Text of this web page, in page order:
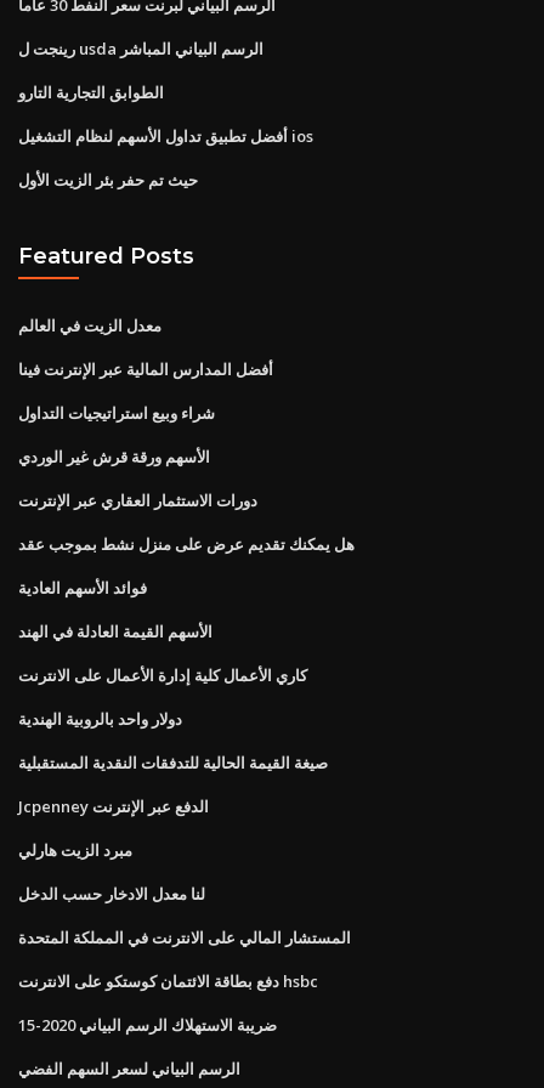
الرسم البياني لبرنت سعر النفط 30 عاما
رينجت ل usda الرسم البياني المباشر
الطوابق التجارية التارو
أفضل تطبيق تداول الأسهم لنظام التشغيل ios
حيث تم حفر بئر الزيت الأول
Featured Posts
معدل الزيت في العالم
أفضل المدارس المالية عبر الإنترنت فينا
شراء وبيع استراتيجيات التداول
الأسهم ورقة قرش غير الوردي
دورات الاستثمار العقاري عبر الإنترنت
هل يمكنك تقديم عرض على منزل نشط بموجب عقد
فوائد الأسهم العادية
الأسهم القيمة العادلة في الهند
كاري الأعمال كلية إدارة الأعمال على الانترنت
دولار واحد بالروبية الهندية
صيغة القيمة الحالية للتدفقات النقدية المستقبلية
Jcpenney الدفع عبر الإنترنت
مبرد الزيت هارلي
لنا معدل الادخار حسب الدخل
المستشار المالي على الانترنت في المملكة المتحدة
دفع بطاقة الائتمان كوستكو على الانترنت hsbc
ضريبة الاستهلاك الرسم البياني 2020-15
الرسم البياني لسعر السهم الفضي